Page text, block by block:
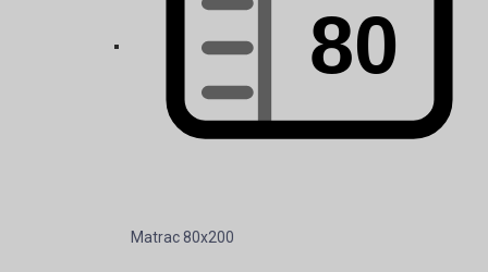
Matrac 80x200